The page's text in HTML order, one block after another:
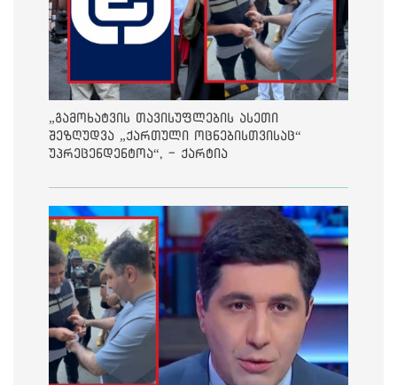
„გამოხატვის თავისუფლების ასეთი
შეზღუდვა „ქართული ოცნებისთვისაც“
უპრეცენდენტოა“, - ქარტია